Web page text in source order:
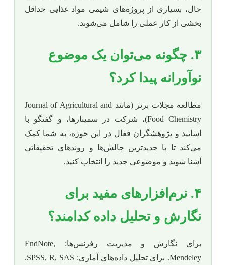
حال، بسیاری از پروژه‌های شیمی مواد غذایی حداقل
بخشی از کار عملی را شامل می‌شوند.
۳. چگونه می‌توان یک موضوع
نوآورانه پیدا کرد؟
مطالعه مجلات برتر (مانند Journal of Agricultural and
Food Chemistry)، شرکت در سمینارها، و گفتگو با
اساتید و پژوهشگران فعال در این حوزه، به شما کمک
می‌کند تا با جدیدترین چالش‌ها و روندهای تحقیقاتی
آشنا شوید و موضوعی جدید را انتخاب کنید.
۴. نرم‌افزارهای مفید برای
نگارش و تحلیل داده کدامند؟
برای نگارش و مدیریت رفرنس‌ها: EndNote,
Mendeley. برای تحلیل داده‌های آماری: SPSS, R, SAS.